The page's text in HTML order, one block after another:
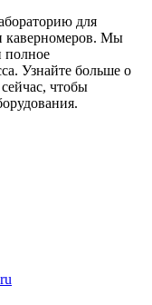
для
каверномеров. Мы
полное
Узнайте больше о
чтобы